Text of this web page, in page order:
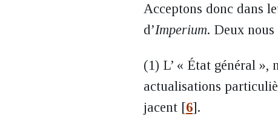
Acceptons donc dans
d’Imperium. Deux
(1) L’ « État général
actualisations
jacent [6].